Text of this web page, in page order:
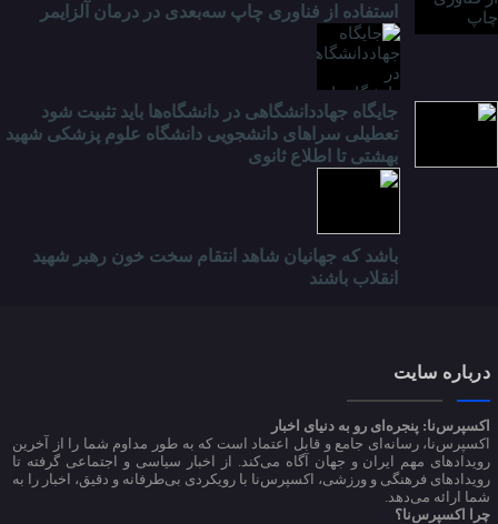
استفاده از فناوری چاپ سه‌بعدی در درمان آلزایمر
جایگاه جهاددانشگاهی در دانشگاه‌ها باید تثبیت شود
تعطیلی سراهای دانشجویی دانشگاه علوم پزشکی شهید
بهشتی تا اطلاع ثانوی
باشد که جهانیان شاهد انتقام سخت خون رهبر شهید
انقلاب باشند
درباره سایت
اکسپرس‌نا: پنجره‌ای رو به دنیای اخبار
اکسپرس‌نا، رسانه‌ای جامع و قابل اعتماد است که به طور مداوم شما را از آخرین
رویدادهای مهم ایران و جهان آگاه می‌کند. از اخبار سیاسی و اجتماعی گرفته تا
رویدادهای فرهنگی و ورزشی، اکسپرس‌نا با رویکردی بی‌طرفانه و دقیق، اخبار را به
شما ارائه می‌دهد.
چرا اکسپرس‌نا؟